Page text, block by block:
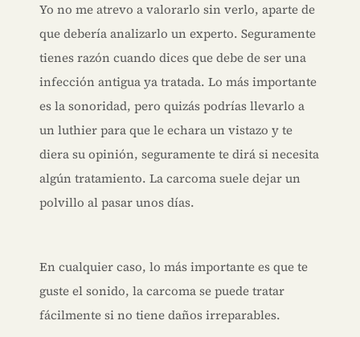
Yo no me atrevo a valorarlo sin verlo, aparte de
que debería analizarlo un experto. Seguramente
tienes razón cuando dices que debe de ser una
infección antigua ya tratada. Lo más importante
es la sonoridad, pero quizás podrías llevarlo a
un luthier para que le echara un vistazo y te
diera su opinión, seguramente te dirá si necesita
algún tratamiento. La carcoma suele dejar un
polvillo al pasar unos días.
En cualquier caso, lo más importante es que te
guste el sonido, la carcoma se puede tratar
fácilmente si no tiene daños irreparables.